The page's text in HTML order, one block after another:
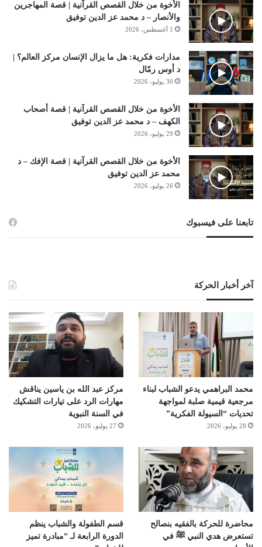
الأخوة من خلال القصص القرآنية | قصة المهاجرين
والأنصار – د محمد عز الدين توفيق
1 أغسطس، 2026
مدارات فكرية: هل ما يزال الإنسان مركز العالم؟ |
د أوس رمّال
30 يوليو، 2026
الأخوة من خلال القصص القرآنية | قصة أصحاب
الكهف – د محمد عز الدين توفيق
29 يوليو، 2026
الأخوة من خلال القصص القرآنية | قصة الإفك – د
محمد عز الدين توفيق
26 يوليو، 2026
تابعنا على فيسبوك
آخر أخبار الحركة
محمد البراهمي يدعو الشباب لبناء
مرجعية قيمية صلبة لمواجهة
تحديات “السيولة الفكرية”
28 يوليو، 2026
مركز عبد الله بن ياسين يناقش
مهارات الرد على تيارات التشكيك
في السنة النبوية
27 يوليو، 2026
محاضرة للحركة بالفقيه بنصالح
تستعرض هدي النبي ﷺ في
قسم الطفولة والشباب ينظم
الدورة الرابعة لـ “مبادرة تميز